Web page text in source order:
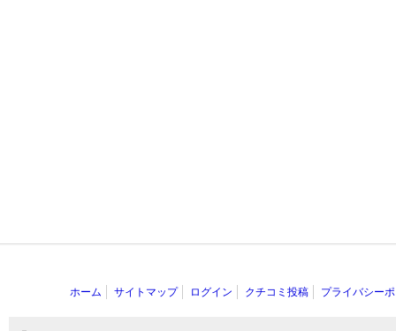
ホーム サイトマップ ログイン クチコミ投稿 プライバシー